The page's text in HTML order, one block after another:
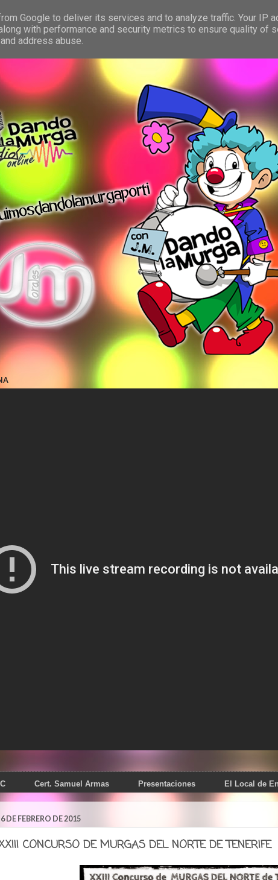
Cert. Samuel Armas Presentaciones El Local de
DE FEBRERO DE 2015
CONCURSO DE MURGAS DEL NORTE DE TENERIFE
Google to deliver its services and to analyze traffic. Your IP
with performance and security metrics to ensure quality of
address abuse.